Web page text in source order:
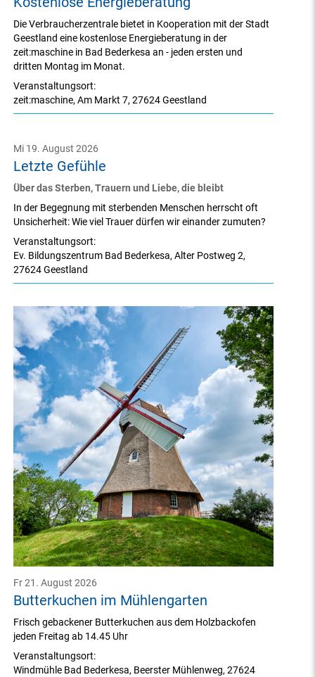
Veranstaltungsort:
zeit:maschine,Am Markt 7,27624 Geestland
Die Verbraucherzentrale bietet in Kooperation mit der Stadt
Geestland eine kostenlose Energieberatung in der
zeit:maschine in Bad Bederkesa an - jeden ersten und
dritten Montag im Monat.
Letzte Gefühle
Mi 19. August 2026
Veranstaltungsort:
Ev. Bildungszentrum Bad Bederkesa,Alter Postweg 2,
27624 Geestland
Über das Sterben, Trauern und Liebe, die bleibt
In der Begegnung mit sterbenden Menschen herrscht oft
Unsicherheit: Wie viel Trauer dürfen wir einander zumuten?
Butterkuchen im Mühlengarten
Fr 21. August 2026
Veranstaltungsort:
Windmühle Bad Bederkesa, Beerster Mühlenweg,27624
Frisch gebackener Butterkuchen aus dem Holzbackofen
jeden Freitag ab 14.45 Uhr